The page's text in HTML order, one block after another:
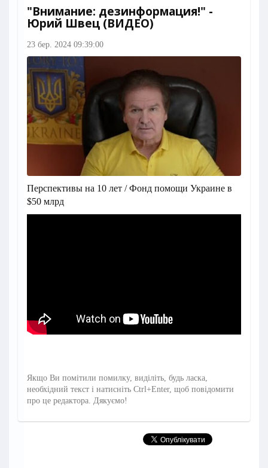
"Внимание: дезинформация!" -
Юрий Швец (ВИДЕО)
23 бер. 2024 09:39:00
Перспективы на 10 лет / Фонд помощи Украине в
$50 млрд
Якщо Ви помітили помилку, виділіть, будь ласка,
необхідний текст і натисніть Ctrl+Enter, щоб повідомити
про це редактора. Дякуємо!